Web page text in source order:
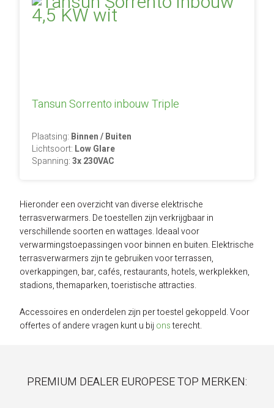
Hieronder een overzicht van diverse elektrische
terrasverwarmers. De toestellen zijn verkrijgbaar in
verschillende soorten en wattages. Ideaal voor
verwarmingstoepassingen voor binnen en buiten. Elektrische
terrasverwarmers zijn te gebruiken voor terrassen,
overkappingen, bar, cafés, restaurants, hotels, werkplekken,
stadions, themaparken, toeristische attracties.
Accessoires en onderdelen zijn per toestel gekoppeld. Voor
offertes of andere vragen kunt u bij onsterecht.
Tansun Sorrento inbouw Triple
Plaatsing: Binnen / Buiten
Lichtsoort: Low Glare
Spanning:3x 230VAC
PREMIUM DEALER EUROPESE TOP MERKEN: